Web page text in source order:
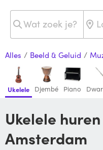
Alles / Beeld & Geluid /
Ukelele Djembé Piano
Ukelele huren van je buren in
Amsterdam